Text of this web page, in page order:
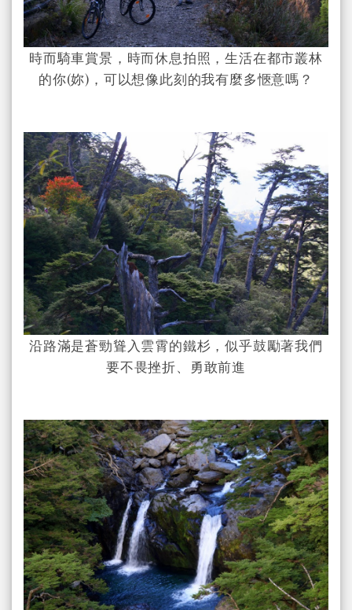
時而騎車賞景，時而休息拍照，生活在都市叢林
的你(妳)，可以想像此刻的我有麼多愜意嗎？
沿路滿是蒼勁聳入雲霄的鐵杉，似乎鼓勵著我們
要不畏挫折、勇敢前進